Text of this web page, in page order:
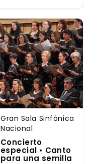
Gran Sala Sinfónica
Nacional
Concierto
especial • Canto
para una semilla